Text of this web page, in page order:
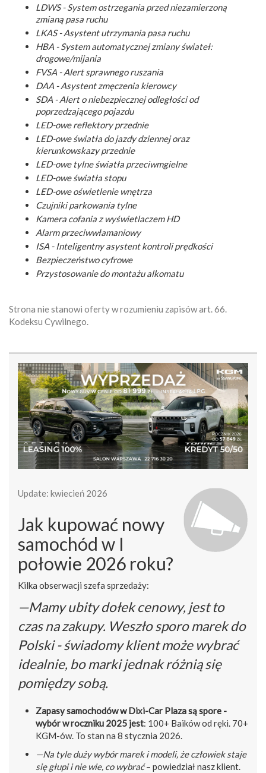
LDWS - System ostrzegania przed niezamierzoną
zmianą pasa ruchu
LKAS - Asystent utrzymania pasa ruchu
HBA - System automatycznej zmiany świateł:
drogowe/mijania
FVSA - Alert sprawnego ruszania
DAA - Asystent zmęczenia kierowcy
SDA - Alert o niebezpiecznej odległości od
poprzedzającego pojazdu
LED-owe reflektory przednie
LED-owe światła do jazdy dziennej oraz
kierunkowskazy przednie
LED-owe tylne światła przeciwmgielne
LED-owe światła stopu
LED-owe oświetlenie wnętrza
Czujniki parkowania tylne
Kamera cofania z wyświetlaczem HD
Alarm przeciwwłamaniowy
ISA - Inteligentny asystent kontroli prędkości
Bezpieczeństwo cyfrowe
Przystosowanie do montażu alkomatu
Strona nie stanowi oferty w rozumieniu zapisów art. 66.
Kodeksu Cywilnego.
Update: kwiecień 2026
Jak kupować nowy
samochód w I
połowie 2026 roku?
Kilka obserwacji szefa sprzedaży:
—Mamy ubity dołek cenowy, jest to
czas na zakupy. Weszło sporo marek do
Polski - świadomy klient może wybrać
idealnie, bo marki jednak różnią się
pomiędzy sobą.
Zapasy samochodów w Dixi-Car Plaza są spore -
wybór w roczniku 2025 jest: 100+ Baików od ręki. 70+
KGM-ów. To stan na 8 stycznia 2026.
—Na tyle duży wybór marek i modeli, że człowiek staje
się głupi i nie wie, co wybrać– powiedział nasz klient.